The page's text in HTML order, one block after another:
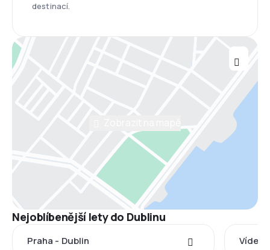
destinací.
Nejoblíbenější lety do Dublinu
Praha - Dublin Vídeň